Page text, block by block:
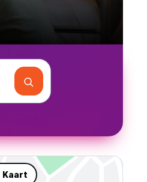
Kaart